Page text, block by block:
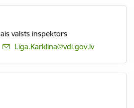
valsts inspektors
E-pasts:
Liga.Karklina@vdi.gov.lv